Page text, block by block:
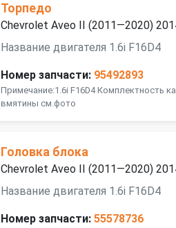
Торпедо
Chevrolet Aveo II (2011—2020)
Название двигателя 1.6i F16D4
Номер запчасти: 95492893
Примечание:1.6i F16D4 Комплектность
вмятины см.фото
Головка блока
Chevrolet Aveo II (2011—2020)
Название двигателя 1.6i F16D4
Номер запчасти: 55578736